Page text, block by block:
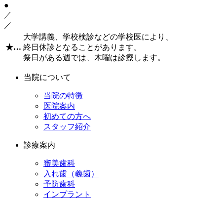
●
／
／
★…
大学講義、学校検診などの学校医により、
終日休診となることがあります。
祭日がある週では、木曜は診療します。
当院について
当院の特徴
医院案内
初めての方へ
スタッフ紹介
診療案内
審美歯科
入れ歯（義歯）
予防歯科
インプラント